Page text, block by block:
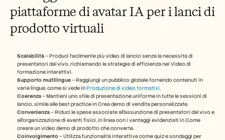
piattaforme di avatar IA per i lanci di
prodotto virtuali
Scalabilità – Produci facilmente più video di lancio senza la necessità di
presentatori dal vivo, richiamando le strategie di efficienza nei Video di
formazione interattivi.
Supporto multilingue – Raggiungi un pubblico globale fornendo contenuti in
varie lingue, come si vede in Produzione di video formativi.
Coerenza – Mantieni uno stile di presentazione uniforme in tutte le sessioni di
lancio, simile alle best practice in Crea demo di vendita personalizzate.
Convenienza – Riduci le spese associate all'assunzione di presentatori dal vivo e
all'organizzazione di eventi fisici, in linea con i vantaggi evidenziati in Come
creare un video demo di prodotto che converte.
Coinvolgimento – Utilizza funzionalità interattive come quiz e sondaggi per